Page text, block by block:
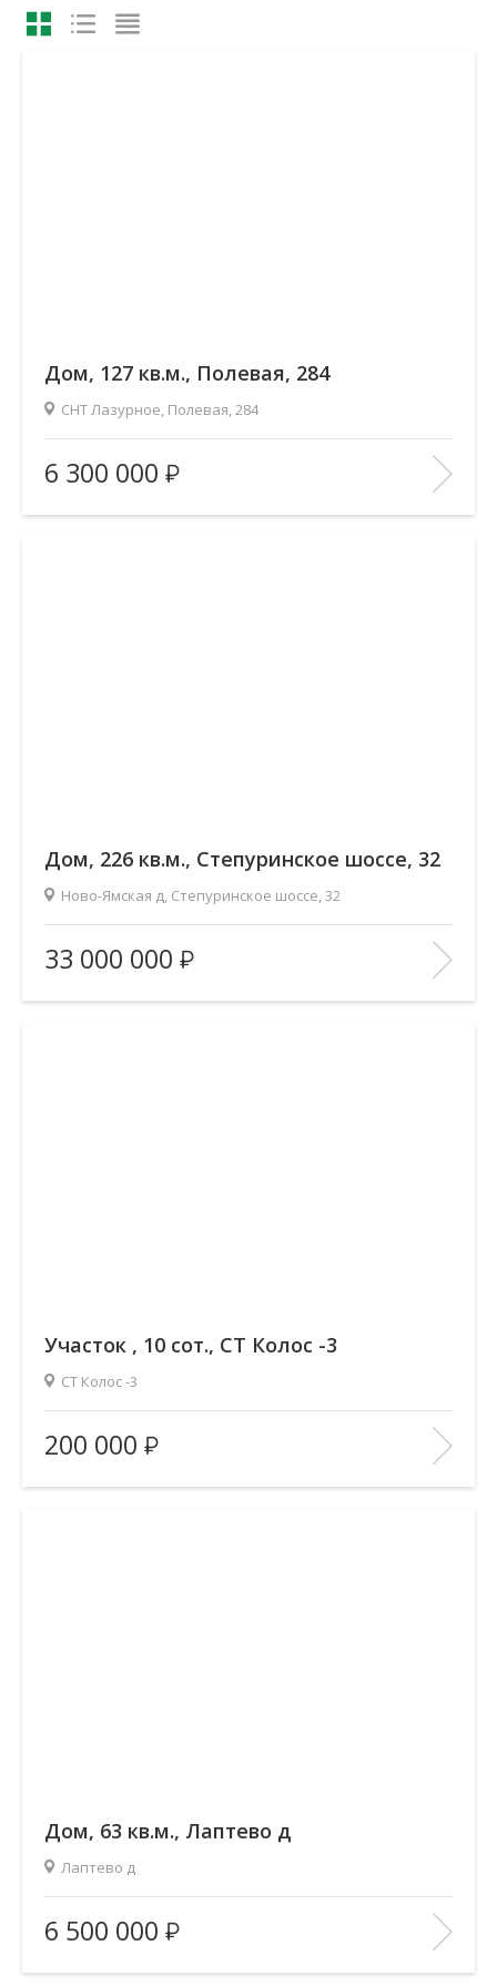
Дом, 127 кв.м., Полевая, 284
СНТ Лазурное, Полевая, 284
Площадь(общ. /жил. /кухня), м2:
127.2/63/15.5
Количество комнат:
—
Этаж:
—/2
6 300 000
Дом, 226 кв.м., Степуринское шоссе, 32
Ново-Ямская д, Степуринское шоссе, 32
Площадь(общ. /жил. /кухня), м2:
226/160/40
Количество комнат:
—
Этаж:
—/2
33 000 000
Участок , 10 сот., СТ Колос -3
СТ Колос -3
Площадь(общ. /жил. /кухня), м2:
—/—/—
Количество комнат:
—
Этаж:
—/—
200 000
Дом, 63 кв.м., Лаптево д
Лаптево д
Площадь(общ. /жил. /кухня), м2:
63/35.2/15
Количество комнат:
—
Этаж:
—/1
6 500 000